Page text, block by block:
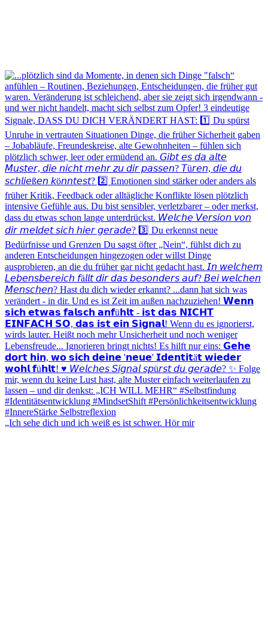
„Ich sehe dich und ich weiß es ist schwer. Hör mir